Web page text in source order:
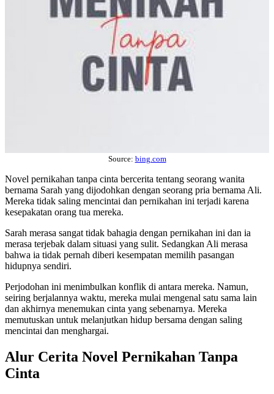
Source: bing.com
Novel pernikahan tanpa cinta bercerita tentang seorang wanita
bernama Sarah yang dijodohkan dengan seorang pria bernama Ali.
Mereka tidak saling mencintai dan pernikahan ini terjadi karena
kesepakatan orang tua mereka.
Sarah merasa sangat tidak bahagia dengan pernikahan ini dan ia
merasa terjebak dalam situasi yang sulit. Sedangkan Ali merasa
bahwa ia tidak pernah diberi kesempatan memilih pasangan
hidupnya sendiri.
Perjodohan ini menimbulkan konflik di antara mereka. Namun,
seiring berjalannya waktu, mereka mulai mengenal satu sama lain
dan akhirnya menemukan cinta yang sebenarnya. Mereka
memutuskan untuk melanjutkan hidup bersama dengan saling
mencintai dan menghargai.
Alur Cerita Novel Pernikahan Tanpa
Cinta